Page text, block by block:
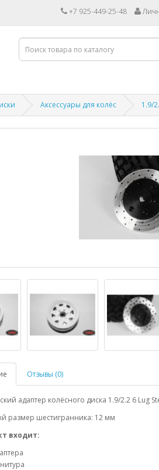
+7 925-449-25-48
Аксессуары для колёс 1.9/
Отзывы (0)
адаптер колёсного диска 1.9/2.2 6 Lug
размер шестигранника: 12 мм
входит: